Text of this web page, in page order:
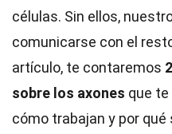
células. Sin ellos,
comunicarse con el
artículo, te contaremos
sobre los axones que
cómo trabajan y por